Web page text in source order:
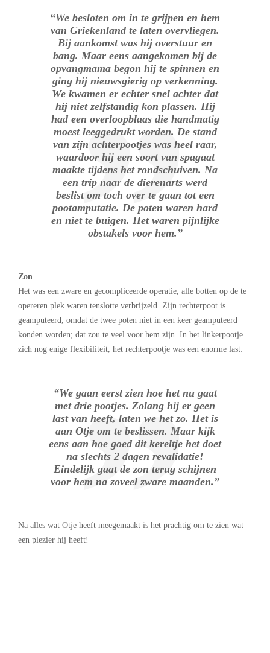
“We besloten om in te grijpen en hem
van Griekenland te laten overvliegen.
Bij aankomst was hij overstuur en
bang. Maar eens aangekomen bij de
opvangmama begon hij te spinnen en
ging hij nieuwsgierig op verkenning.
We kwamen er echter snel achter dat
hij niet zelfstandig kon plassen. Hij
had een overloopblaas die handmatig
moest leeggedrukt worden. De stand
van zijn achterpootjes was heel raar,
waardoor hij een soort van spagaat
maakte tijdens het rondschuiven. Na
een trip naar de dierenarts werd
beslist om toch over te gaan tot een
pootamputatie. De poten waren hard
en niet te buigen. Het waren pijnlijke
obstakels voor hem.”
Zon
Het was een zware en gecompliceerde operatie, alle botten op de te
opereren plek waren tenslotte verbrijzeld. Zijn rechterpoot is
geamputeerd, omdat de twee poten niet in een keer geamputeerd
konden worden; dat zou te veel voor hem zijn. In het linkerpootje
zich nog enige flexibiliteit, het rechterpootje was een enorme last:
“We gaan eerst zien hoe het nu gaat
met drie pootjes. Zolang hij er geen
last van heeft, laten we het zo. Het is
aan Otje om te beslissen. Maar kijk
eens aan hoe goed dit kereltje het doet
na slechts 2 dagen revalidatie!
Eindelijk gaat de zon terug schijnen
voor hem na zoveel zware maanden.”
Na alles wat Otje heeft meegemaakt is het prachtig om te zien wat
een plezier hij heeft!